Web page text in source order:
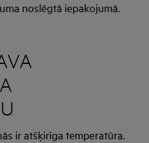
noslēgtā iepakojumā.
ir atšķirīga temperatūra.